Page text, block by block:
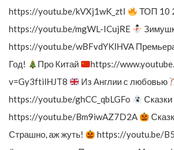
https://youtu.be/kVXj1wK_ztI
ТОП 10
https://youtu.be/mgWL-ICujRE
https://youtu.be/wBFvdYKlHVA
Год!
Про Китай
https://
v=Gy3ftilHJT8
Из Англии с любовью
https://youtu.be/ghCC_qbLGFo
Сказки
https://youtu.be/Bm9iwAZ7D2A
Страшно, аж жуть!
https://youtu.be/